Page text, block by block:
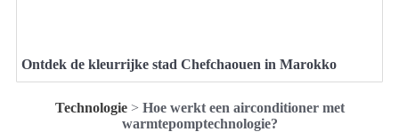
Ontdek de kleurrijke stad Chefchaouen in Marokko
Technologie> Hoe werkt een airconditioner met
warmtepomptechnologie?